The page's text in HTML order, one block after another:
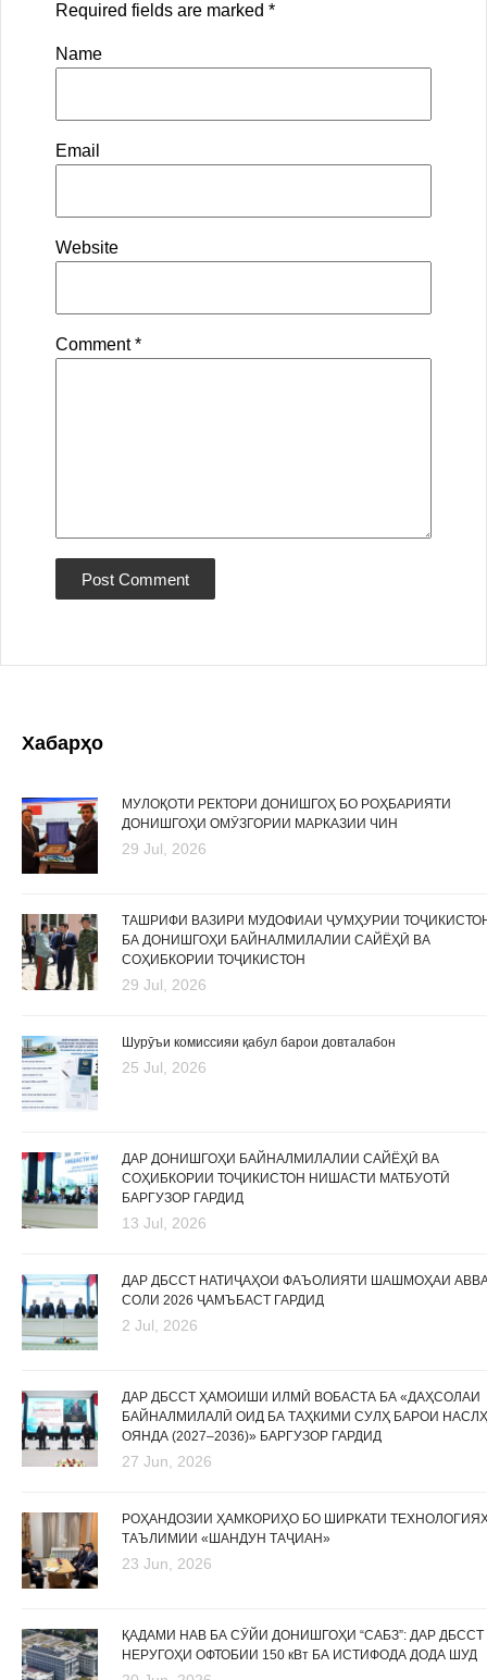
Required fields are marked *
Name
Email
Website
Comment*
Хабарҳо
МУЛОҚОТИ РЕКТОРИ ДОНИШГОҲ БО РОҲБАРИЯТИ
ДОНИШГОҲИ ОМӮЗГОРИИ МАРКАЗИИ ЧИН
29 Jul, 2026
ТАШРИФИ ВАЗИРИ МУДОФИАИ ҶУМҲУРИИ
БА ДОНИШГОҲИ БАЙНАЛМИЛАЛИИ САЙЁҲӢ ВА
СОҲИБКОРИИ ТОҶИКИСТОН
29 Jul, 2026
Шурӯъи комиссияи қабул барои довталабон
25 Jul, 2026
ДАР ДОНИШГОҲИ БАЙНАЛМИЛАЛИИ САЙЁҲӢ ВА
СОҲИБКОРИИ ТОҶИКИСТОН НИШАСТИ МАТБУОТӢ
БАРГУЗОР ГАРДИД
13 Jul, 2026
ДАР ДБССТ НАТИҶАҲОИ ФАЪОЛИЯТИ ШАШМОҲАИ
СОЛИ 2026 ҶАМЪБАСТ ГАРДИД
2 Jul, 2026
ДАР ДБССТ ҲАМОИШИ ИЛМӢ ВОБАСТА БА «ДАҲСОЛАИ
БАЙНАЛМИЛАЛӢ ОИД БА ТАҲКИМИ СУЛҲ БАРОИ
ОЯНДА (2027–2036)» БАРГУЗОР ГАРДИД
27 Jun, 2026
РОҲАНДОЗИИ ҲАМКОРИҲО БО ШИРКАТИ
ТАЪЛИМИИ «ШАНДУН ТАҶИАН»
23 Jun, 2026
ҚАДАМИ НАВ БА СӮЙИ ДОНИШГОҲИ “САБЗ”: ДАР ДБССТ
НЕРУГОҲИ ОФТОБИИ 150 кВт БА ИСТИФОДА ДОДА ШУД